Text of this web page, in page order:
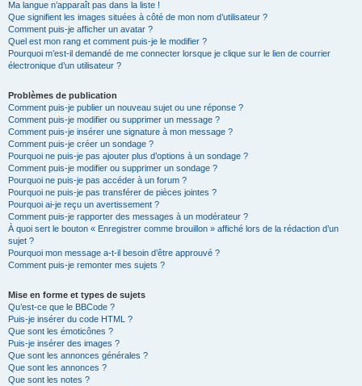
Ma langue n’apparaît pas dans la liste !
Que signifient les images situées à côté de mon nom d’utilisateur ?
Comment puis-je afficher un avatar ?
Quel est mon rang et comment puis-je le modifier ?
Pourquoi m’est-il demandé de me connecter lorsque je clique sur le lien de courrier
électronique d’un utilisateur ?
Problèmes de publication
Comment puis-je publier un nouveau sujet ou une réponse ?
Comment puis-je modifier ou supprimer un message ?
Comment puis-je insérer une signature à mon message ?
Comment puis-je créer un sondage ?
Pourquoi ne puis-je pas ajouter plus d’options à un sondage ?
Comment puis-je modifier ou supprimer un sondage ?
Pourquoi ne puis-je pas accéder à un forum ?
Pourquoi ne puis-je pas transférer de pièces jointes ?
Pourquoi ai-je reçu un avertissement ?
Comment puis-je rapporter des messages à un modérateur ?
À quoi sert le bouton « Enregistrer comme brouillon » affiché lors de la rédaction d’un
sujet ?
Pourquoi mon message a-t-il besoin d’être approuvé ?
Comment puis-je remonter mes sujets ?
Mise en forme et types de sujets
Qu’est-ce que le BBCode ?
Puis-je insérer du code HTML ?
Que sont les émoticônes ?
Puis-je insérer des images ?
Que sont les annonces générales ?
Que sont les annonces ?
Que sont les notes ?